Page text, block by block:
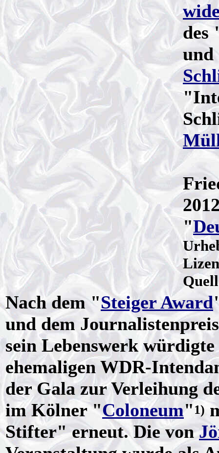
des
und
"
Nach dem "Steiger Award
und dem
sein Lebenswerk
ehemaligen WDR-
der Gala zur Verleihung
im Kölner "Coloneum" 1)
Stifter" erneut. Die von